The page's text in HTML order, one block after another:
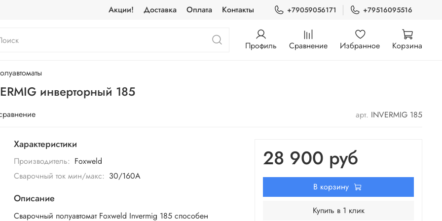
Акции! Доставка Оплата Контакты +79059056171 +79516095516
Профиль Сравнение Избранное Корзина
инверторный 185
арт. INVERMIG 185
Характеристики
Производитель: Foxweld
Сварочный ток мин/макс: 30/160А
Описание
Сварочный полуавтомат Foxweld Invermig 185 способен
28 900 руб
В корзину
Купить в 1 клик